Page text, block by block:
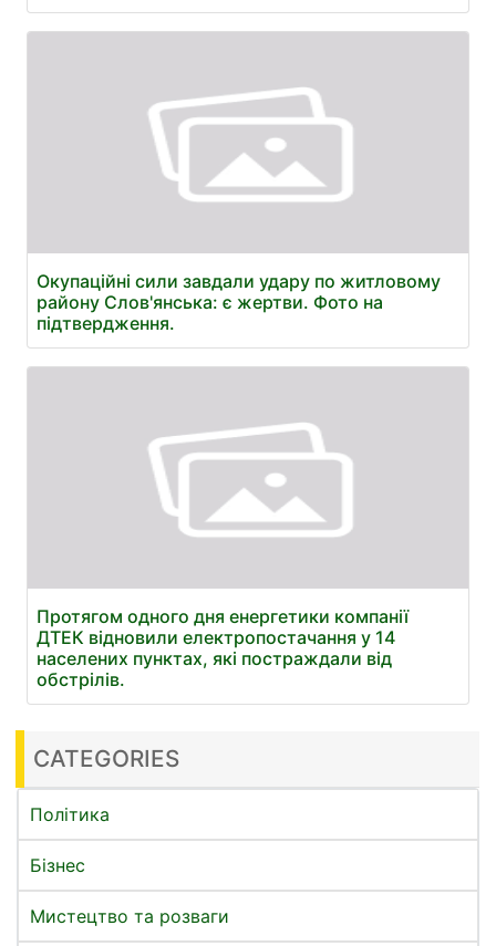
Окупаційні сили завдали удару по житловому
району Слов'янська: є жертви. Фото на
підтвердження.
Протягом одного дня енергетики компанії
ДТЕК відновили електропостачання у 14
населених пунктах, які постраждали від
обстрілів.
CATEGORIES
Політика
Бізнес
Мистецтво та розваги